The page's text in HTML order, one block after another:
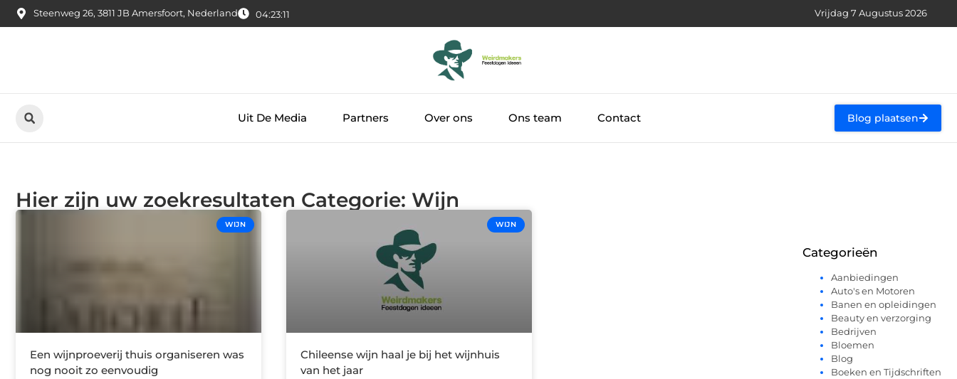
Steenweg 26, 3811 JB Amersfoort, Nederland 04:23:12 Vrijdag 7 Augustus 2026
Uit De Media Partners Over ons Ons team Contact Blog plaatsen
Hier zijn uw zoekresultaten Categorie: Wijn
WIJN
Een wijnproeverij thuis organiseren was
nog nooit zo eenvoudig
WIJN
Chileense wijn haal je bij het wijnhuis
van het jaar
Categorieën
Aanbiedingen
Auto's en Motoren
Banen en opleidingen
Beauty en verzorging
Bedrijven
Bloemen
Blog
Boeken en Tijdschriften